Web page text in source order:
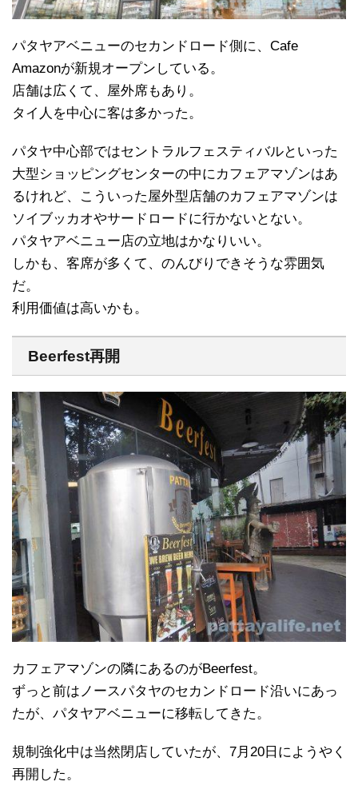
パタヤアベニューのセカンドロード側に、Cafe
Amazonが新規オープンしている。
店舗は広くて、屋外席もあり。
タイ人を中心に客は多かった。
パタヤ中心部ではセントラルフェスティバルといった
大型ショッピングセンターの中にカフェアマゾンはあ
るけれど、こういった屋外型店舗のカフェアマゾンは
ソイブッカオやサードロードに行かないとない。
パタヤアベニュー店の立地はかなりいい。
しかも、客席が多くて、のんびりできそうな雰囲気
だ。
利用価値は高いかも。
Beerfest再開
カフェアマゾンの隣にあるのがBeerfest。
ずっと前はノースパタヤのセカンドロード沿いにあっ
たが、パタヤアベニューに移転してきた。
規制強化中は当然閉店していたが、7月20日にようやく
再開した。